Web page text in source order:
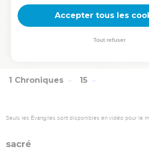
David fit donc ce que Dieu lui avait
frappèrent le camp des Philistins depuis
1 Chroniques 15
Seuls les Évangiles sont disponibles en vidéo pour le
sacré
Accepter tous les
Tout refuser